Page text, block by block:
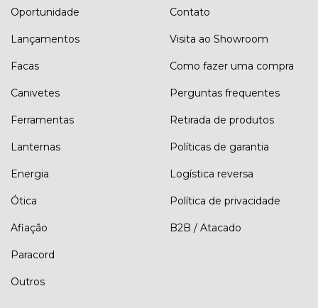
Oportunidade
Lançamentos
Facas
Canivetes
Ferramentas
Lanternas
Energia
Ótica
Afiação
Paracord
Outros
Contato
Visita ao Showroom
Como fazer uma compra
Perguntas frequentes
Retirada de produtos
Políticas de garantia
Logística reversa
Política de privacidade
B2B / Atacado